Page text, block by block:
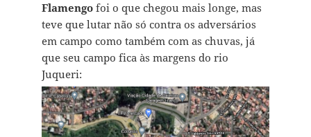
Flamengofoi o que chegou mais longe, mas
teve que lutar não só contra os adversários
em campo como também com as chuvas, já
que seu campo fica às margens do rio
Juqueri: